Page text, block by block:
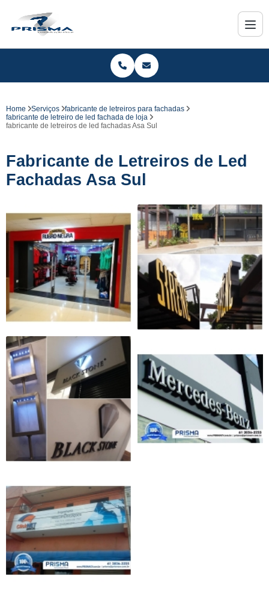
Home Serviços
fabricante de letreiros para fachadas
fabricante de letreiro de led fachada de loja
fabricante de letreiros de led fachadas Asa Sul
Fabricante de Letreiros de Led
Fachadas Asa Sul